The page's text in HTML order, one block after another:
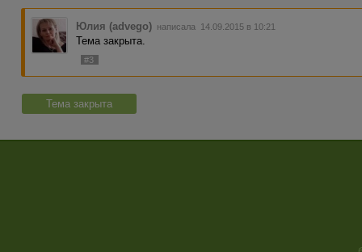
Юлия (advego) написала 14.09.2015 в 10:21
Тема закрыта.
#3
Тема закрыта